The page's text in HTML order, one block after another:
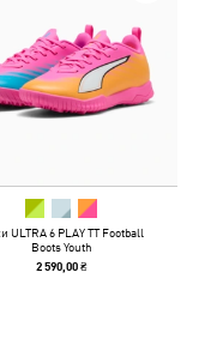
ULTRA 6 PLAY TT Football
Boots Youth
2 590,00 ₴